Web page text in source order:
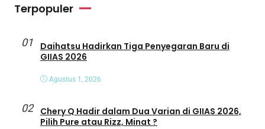
Terpopuler
01
Daihatsu Hadirkan Tiga Penyegaran Baru di
GIIAS 2026
Agustus 1, 2026
02
Chery Q Hadir dalam Dua Varian di GIIAS 2026,
Pilih Pure atau Rizz, Minat ?